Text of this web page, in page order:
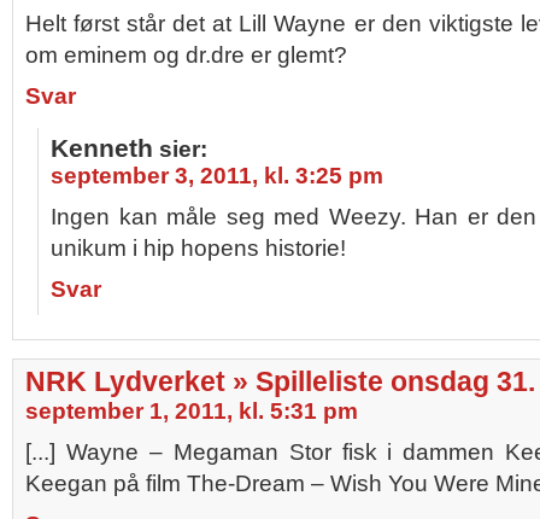
Helt først står det at Lill Wayne er den viktigste
om eminem og dr.dre er glemt?
Svar
Kenneth sier:
september 3, 2011, kl. 3:25 pm
Ingen kan måle seg med Weezy. Han er
unikum i hip hopens historie!
Svar
NRK Lydverket » Spilleliste onsdag
september 1, 2011, kl. 5:31 pm
[...] Wayne – Megaman Stor fisk i dammen
Keegan på film The-Dream – Wish You Were